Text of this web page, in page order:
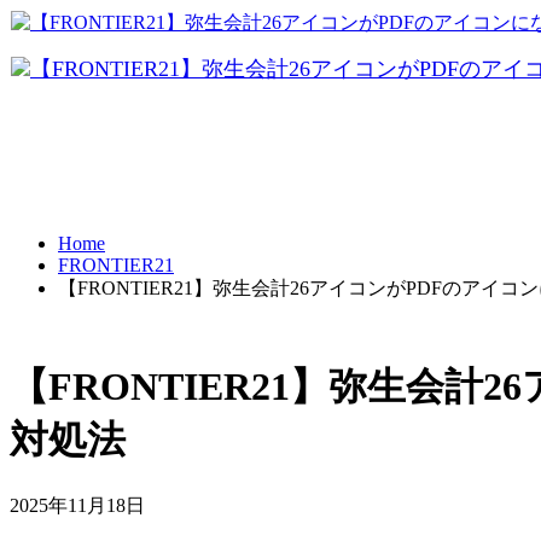
BCP対策
Home
FRONTIER21
【FRONTIER21】弥生会計26アイコンがPDFのアイコ
【FRONTIER21】弥生会計
対処法
2025年11月18日